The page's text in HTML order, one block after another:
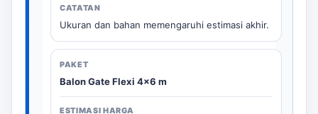
Ukuran dan bahan memengaruhi estimasi akhir.
Balon Gate Flexi 4x6 m